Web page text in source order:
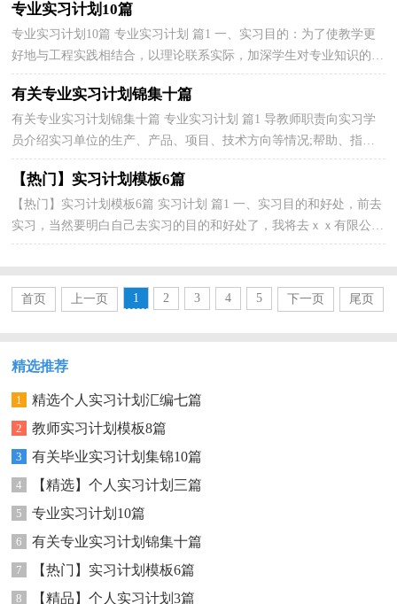
专业实习计划10篇
专业实习计划10篇 专业实习计划 篇1 一、实习目的：为了使教学更
好地与工程实践相结合，以理论联系实际，加深学生对专业知识的认
识与理解以及实践技能的培养。工程造价专业学生的...
有关专业实习计划锦集十篇
有关专业实习计划锦集十篇 专业实习计划 篇1 导教师职责向实习学
员介绍实习单位的生产、产品、项目、技术方向等情况;帮助、指
导、安排实习生的实习工作;传授技术工作的经验...
【热门】实习计划模板6篇
【热门】实习计划模板6篇 实习计划 篇1 一、实习目的和好处，前去
实习，当然要明白自己去实习的目的和好处了，我将去ｘｘ有限公司
实习，岗位是市场营销，透过实习使学生深入理解和掌握已...
首页 上一页 1 2 3 4 5 下一页 尾页
精选推荐
1 精选个人实习计划汇编七篇
2 教师实习计划模板8篇
3 有关毕业实习计划集锦10篇
4 【精选】个人实习计划三篇
5 专业实习计划10篇
6 有关专业实习计划锦集十篇
7 【热门】实习计划模板6篇
8 【精品】个人实习计划3篇